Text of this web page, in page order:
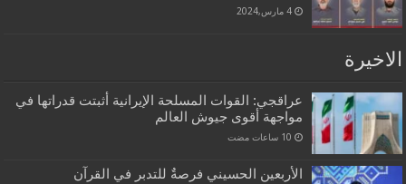
4 مارس,2024
الاخيرة
عراقجي: القوات المسلحة الإيرانية أثبتت قدراتها في
مواجهة أقوى جيوش العالم
الأربعين الحسيني فرصةٌ للتدبر في القرآن